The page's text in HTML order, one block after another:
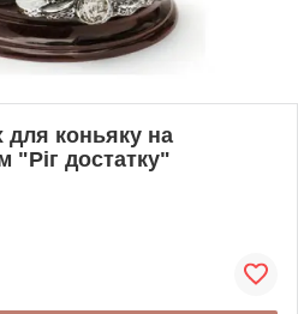
для коньяку на
"Ріг достатку"